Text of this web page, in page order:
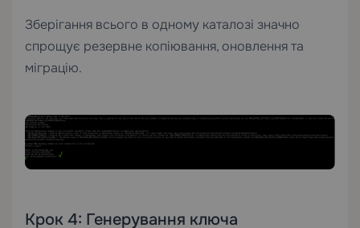
Зберігання всього в одному каталозі значно
спрощує резервне копіювання, оновлення та
міграцію.
Крок 4: Генерування ключа